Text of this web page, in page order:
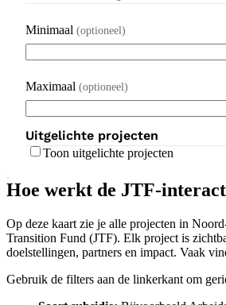
Subsidiebedrag
Minimaal (optioneel)
Maximaal (optioneel)
Uitgelichte projecten
Toon uitgelichte projecten
Hoe werkt de JTF-
Op deze kaart zie je alle projecten in
Transition Fund (JTF). Elk project is
doelstellingen, partners en impact. Vaak
Gebruik de filters aan de linkerkant om